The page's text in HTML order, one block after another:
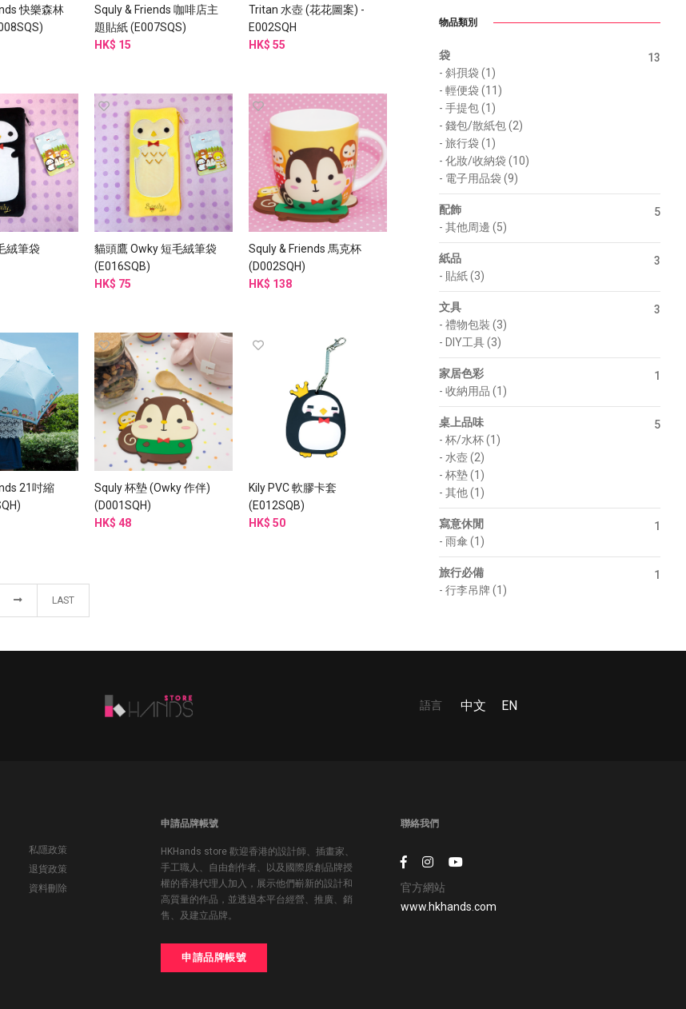
快樂森林
Squly & Friends 咖啡店主
題貼紙 (E007SQS)
HK$ 15
Tritan 水壺 (花花圖案) -
E002SQH
HK$ 55
絨筆袋
貓頭鷹 Owky 短毛絨筆袋
(E016SQB)
HK$ 75
Squly & Friends 馬克杯
(D002SQH)
HK$ 138
21吋縮
Squly 杯墊 (Owky 作伴)
(D001SQH)
HK$ 48
Kily PVC 軟膠卡套
(E012SQB)
HK$ 50
LAST
物品類別
袋
13
- 斜孭袋 (1)
- 輕便袋 (11)
- 手提包 (1)
- 錢包/散紙包 (2)
- 旅行袋 (1)
- 化妝/收納袋 (10)
- 電子用品袋 (9)
配飾
5
- 其他周邊 (5)
紙品
3
- 貼紙 (3)
文具
3
- 禮物包裝 (3)
- DIY工具 (3)
家居色彩
1
- 收納用品 (1)
桌上品味
5
- 杯/水杯 (1)
- 水壺 (2)
- 杯墊 (1)
- 其他 (1)
寫意休閒
1
- 雨傘 (1)
旅行必備
1
- 行李吊牌 (1)
語言 中文 EN
私隱政策
退貨政策
資料刪除
申請品牌帳號
HKHands store 歡迎香港的設計師、插畫家、
手工職人、自由創作者、以及國際原創品牌授
權的香港代理人加入，展示他們嶄新的設計和
高質量的作品，並透過本平台經營、推廣、銷
售、及建立品牌。
申請品牌帳號
聯絡我們
官方網站
www.hkhands.com